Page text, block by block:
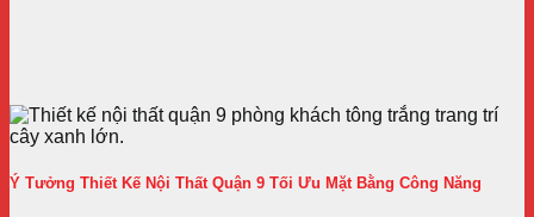
Ý Tưởng Thiết Kế Nội Thất Quận 9 Tối Ưu Mặt Bằng Công Năng